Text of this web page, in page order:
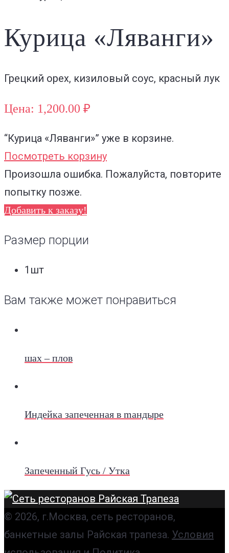
Курица «Ляванги»
Грецкий орех, кизиловый соус, красный лук
Цена: 1,200.00 ₽
“Курица «Ляванги»” уже в корзине.
Посмотреть корзину
Произошла ошибка. Пожалуйста, повторите
попытку позже.
Добавить к заказу!
Размер порции
1шт
Вам также может понравиться
шах – плов
Индейка запеченная в mандыре
Запеченный Гусь / Утка
© 2026, г.Москва, сеть ресторанов,
банкетные залы Райская трапеза. Условия